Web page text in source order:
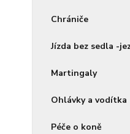
Chrániče
Jízda bez sedla -
Martingaly
Ohlávky a vodítka
Péče o koně